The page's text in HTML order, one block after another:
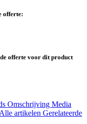
offerte:
offerte voor dit product
Omschrijving Media
Alle artikelen Gerelateerde